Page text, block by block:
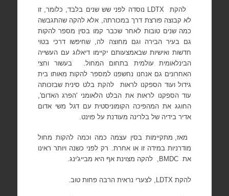
להקת LDTX נוסדה לפני שש שנים בלבד, כלומר, זו
לא קבוצה פורצת דרך במכורתה, אלא להקה שהתגבשה
כמה שנים טובות לאחר שכבר קמו בסין מספר להקות
גם בעיר הבירה וגם מחוצה לה, שחיפשו דרכי בטוי
חדשות ואישיות שבאמצעותם יקיימו דיאלוג עם העשייה
הבינלאומית עולמית בתחום המחול.
בעשור וחצי
האחרונים גם אנחנו נחשפנו למספר להקות מאותו בית
גידול ועוד הספקנו לראות
להקת בלט סינית שבזכותה
עוד הספקנו לראות את הבלט הלאומני 'הפרג האדום',
החוגג את המהפיכה הקומוניסטית עם דגל משי אדום
אדיר בידיה של בלרינה מעודנת על פוינט.
מאז, מתקיימות בסין עצמה כמה וכמה להקות מחול
מודרניות במידה זו או אחרת. רק לפני כשנה ויותר ראינו
את BMDC
, להקה מצוינת אף היא מבייג'ינג.
להקת LDTX , לצערי נראית הרבה פחות טוב.